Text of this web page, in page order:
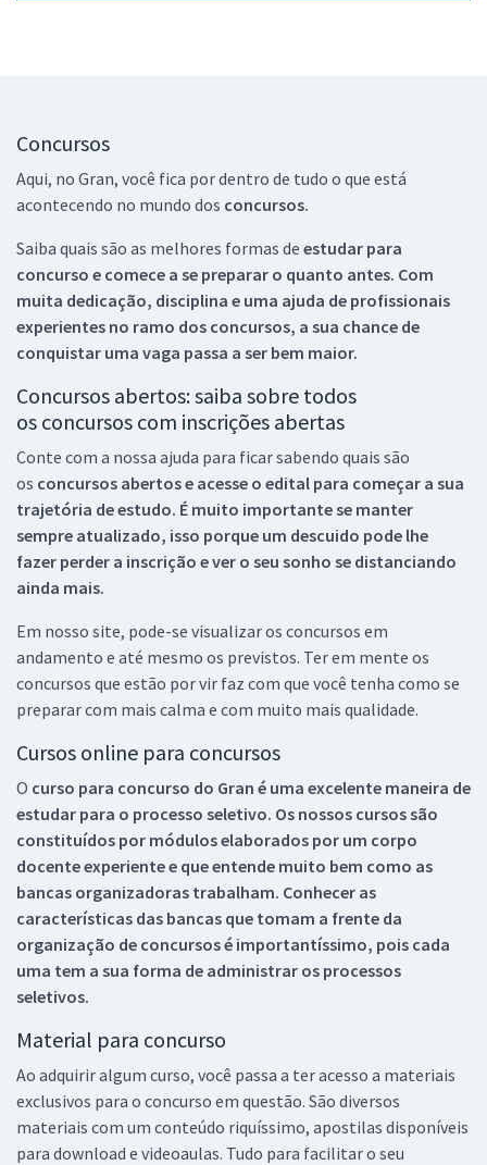
Concursos
Aqui, no Gran, você fica por dentro de tudo o que está
acontecendo no mundo dos concursos.
Saiba quais são as melhores formas de estudar para
concurso e comece a se preparar o quanto antes. Com
muita dedicação, disciplina e uma ajuda de profissionais
experientes no ramo dos concursos, a sua chance de
conquistar uma vaga passa a ser bem maior.
Concursos abertos: saiba sobre todos
os concursos com inscrições abertas
Conte com a nossa ajuda para ficar sabendo quais são
os concursos abertos e acesse o edital para começar a sua
trajetória de estudo. É muito importante se manter
sempre atualizado, isso porque um descuido pode lhe
fazer perder a inscrição e ver o seu sonho se distanciando
ainda mais.
Em nosso site, pode-se visualizar os concursos em
andamento e até mesmo os previstos. Ter em mente os
concursos que estão por vir faz com que você tenha como se
preparar com mais calma e com muito mais qualidade.
Cursos online para concursos
O curso para concurso do Gran é uma excelente maneira de
estudar para o processo seletivo. Os nossos cursos são
constituídos por módulos elaborados por um corpo
docente experiente e que entende muito bem como as
bancas organizadoras trabalham. Conhecer as
características das bancas que tomam a frente da
organização de concursos é importantíssimo, pois cada
uma tem a sua forma de administrar os processos
seletivos.
Material para concurso
Ao adquirir algum curso, você passa a ter acesso a materiais
exclusivos para o concurso em questão. São diversos
materiais com um conteúdo riquíssimo, apostilas disponíveis
para download e videoaulas. Tudo para facilitar o seu